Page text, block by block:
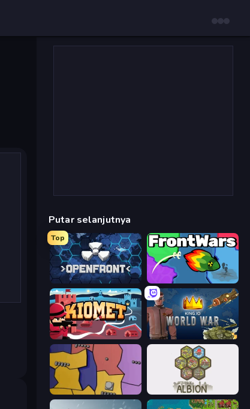
Putar selanjutnya
Top
Openfront FrontWars.io
Kiomet King.io World War
Compact Conflict Settlers of Albion